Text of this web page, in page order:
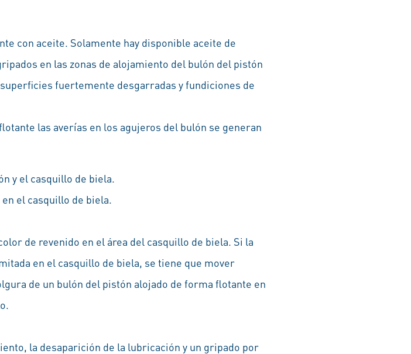
con aceite. Solamente hay disponible aceite de
en las zonas de alojamiento del bulón del pistón
fuertemente desgarradas y fundiciones de
las averías en los agujeros del bulón se generan
y el casquillo de biela.
el casquillo de biela.
de revenido en el área del casquillo de biela. Si la
en el casquillo de biela, se tiene que mover
de un bulón del pistón alojado de forma flotante en
la desaparición de la lubricación y un gripado por